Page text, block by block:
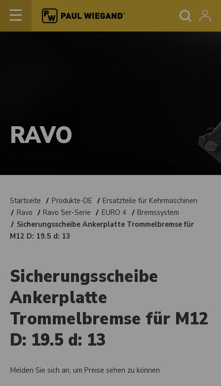
RAVO
Startseite Produkte-DE
Ersatzteile für Kehrmaschinen
Ravo
Ravo 5er-Serie EURO 4
Bremssystem
Sicherungsscheibe Ankerplatte Trommelbremse für
M12 D: 19.5 d: 13
Sicherungsscheibe
Ankerplatte
Trommelbremse für M12
D: 19.5 d: 13
Melden Sie sich an, um Preise sehen zu können